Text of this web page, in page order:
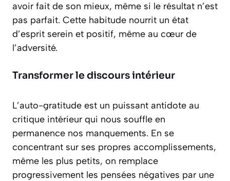
avoir fait de son mieux, même si le résultat n’est
pas parfait. Cette habitude nourrit un état
d’esprit serein et positif, même au cœur de
l’adversité.
Transformer le discours intérieur
L’auto-gratitude est un puissant antidote au
critique intérieur qui nous souffle en
permanence nos manquements. En se
concentrant sur ses propres accomplissements,
même les plus petits, on remplace
progressivement les pensées négatives par une